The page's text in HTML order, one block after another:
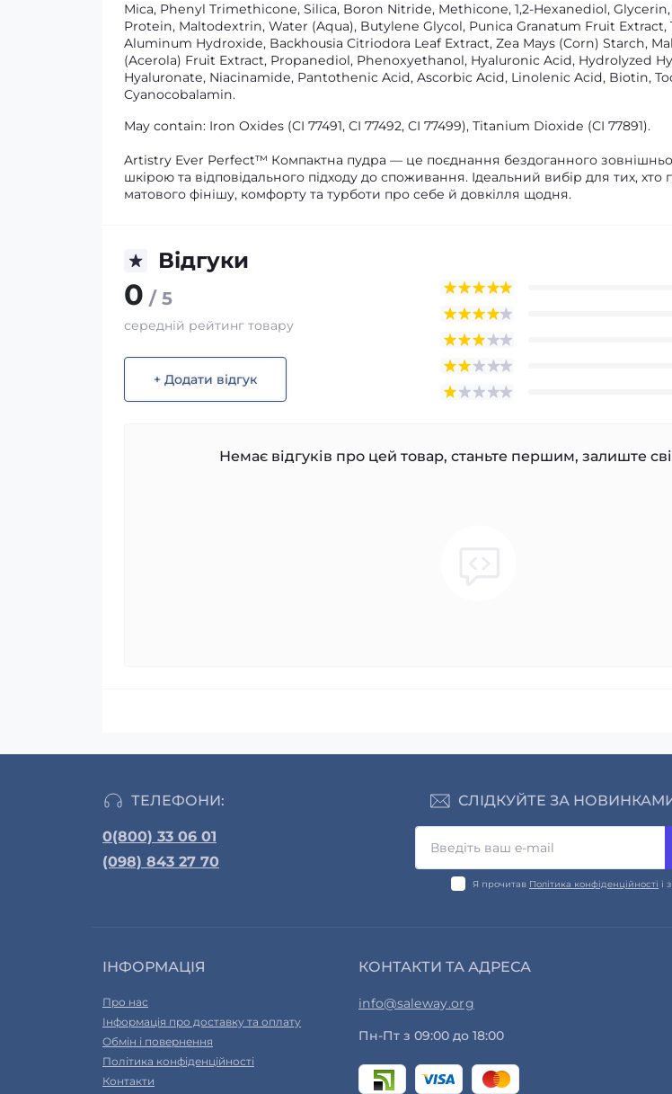
Mica, Phenyl Trimethicone, Silica, Boron Nitride, Methicone, 1,2-Hexanediol,
Protein, Maltodextrin, Water (Aqua), Butylene Glycol, Punica Granatum Fruit
Aluminum Hydroxide, Backhousia Citriodora Leaf Extract, Zea Mays (Corn) Starch,
(Acerola) Fruit Extract, Propanediol, Phenoxyethanol, Hyaluronic Acid, Hydrolyzed
Hyaluronate, Niacinamide, Pantothenic Acid, Ascorbic Acid, Linolenic Acid, Biotin,
Cyanocobalamin.
May contain: Iron Oxides (CI 77491, CI 77492, CI 77499), Titanium Dioxide (CI 77891).
Artistry Ever Perfect™ Компактна пудра — це поєднання бездоганного
шкірою та відповідального підходу до споживання. Ідеальний вибір для тих, хто
матового фінішу, комфорту та турботи про себе й довкілля щодня.
Відгуки
0 / 5
середній рейтинг товару
+ Додати відгук
Немає відгуків про цей товар, станьте першим, залиште
ТЕЛЕФОНИ:
0(800) 33 06 01
(098) 843 27 70
СЛІДКУЙТЕ ЗА
Я прочитав Політика конфіденційності і
ІНФОРМАЦІЯ
Про нас
Інформація про доставку та оплату
Обмін і повернення
Політика конфіденційності
Контакти
КОНТАКТИ ТА АДРЕСА
info@saleway.org
Пн-Пт з 09:00 до 18:00